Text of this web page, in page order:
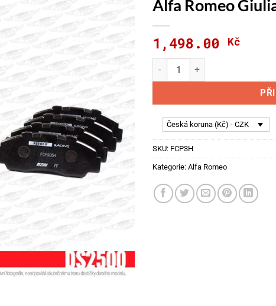
Alfa Romeo
1,498.00 Kč
Alfa Romeo Giulia Ferodo DS
Česká koruna (Kč) - CZK
SKU: FCP3H
Kategorie: Alfa Romeo